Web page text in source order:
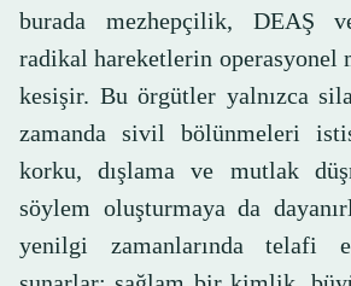
burada mezhepçilik, DEAŞ
radikal hareketlerin operasyonel
kesişir. Bu örgütler yalnızca
zamanda sivil bölünmeleri
korku, dışlama ve mutlak
söylem oluşturmaya da
yenilgi zamanlarında telafi